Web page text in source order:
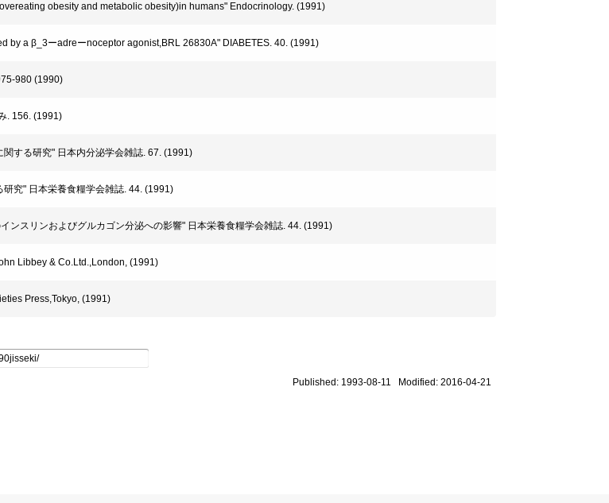
obesity and metabolic obesity)in humans" Endocrinology. (1991)
by a β_3ーadreーnoceptor agonist,BRL 26830A" DIABETES. 40. (1991)
980 (1990)
. 156. (1991)
する研究" 日本内分泌学会雑誌. 67. (1991)
究" 日本栄養食糧学会雑誌. 44. (1991)
ンスリンおよびグルカゴン分泌への影響" 日本栄養食糧学会雑誌. 44. (1991)
Libbey & Co.Ltd.,London, (1991)
Press,Tokyo, (1991)
Published: 1993-08-11 Modified: 2016-04-21